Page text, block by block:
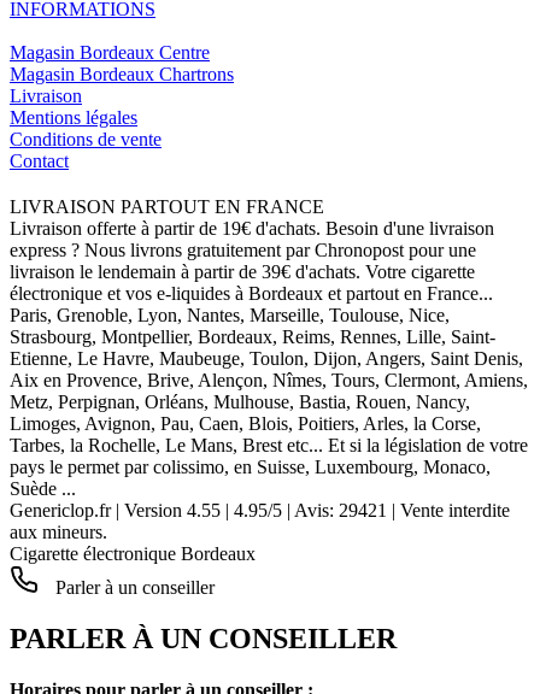
INFORMATIONS
Magasin Bordeaux Centre
Magasin Bordeaux Chartrons
Livraison
Mentions légales
Conditions de vente
Contact
LIVRAISON PARTOUT EN FRANCE
Livraison offerte à partir de 19€ d'achats. Besoin d'une livraison
express ? Nous livrons gratuitement par Chronopost pour une
livraison le lendemain à partir de 39€ d'achats. Votre cigarette
électronique et vos e-liquides à Bordeaux et partout en France...
Paris, Grenoble, Lyon, Nantes, Marseille, Toulouse, Nice,
Strasbourg, Montpellier, Bordeaux, Reims, Rennes, Lille, Saint-
Etienne, Le Havre, Maubeuge, Toulon, Dijon, Angers, Saint Denis,
Aix en Provence, Brive, Alençon, Nîmes, Tours, Clermont, Amiens,
Metz, Perpignan, Orléans, Mulhouse, Bastia, Rouen, Nancy,
Limoges, Avignon, Pau, Caen, Blois, Poitiers, Arles, la Corse,
Tarbes, la Rochelle, Le Mans, Brest etc... Et si la législation de votre
pays le permet par colissimo, en Suisse, Luxembourg, Monaco,
Suède ...
Genericlop.fr| Version 4.55 | 4.95/5 | Avis: 29421 | Vente interdite
aux mineurs.
Cigarette électronique Bordeaux
Parler à un conseiller
PARLER À UN CONSEILLER